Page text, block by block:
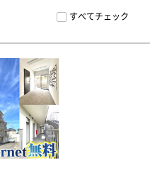
すべてチェック